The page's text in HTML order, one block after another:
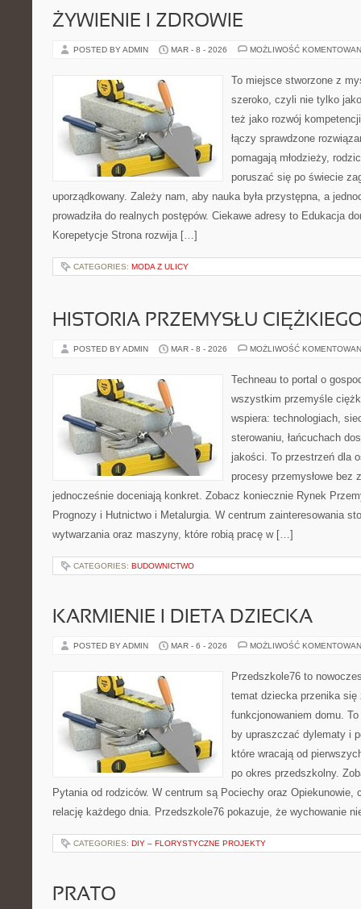
ŻYWIENIE I ZDROWIE
POSTED BY ADMIN MAR - 8 - 2026 MOŻLIWOŚĆ
To miejsce stworzone z
szeroko, czyli nie tylko
też jako rozwój
łączy sprawdzone
pomagają młodzieży,
poruszać się po świecie
uporządkowany. Zależy nam, aby nauka była przystępna, a
prowadziła do realnych postępów. Ciekawe adresy to Edukacja
Korepetycje Strona rozwija […]
CATEGORIES: MODA Z ULICY
HISTORIA PRZEMYSŁU
POSTED BY ADMIN MAR - 8 - 2026 MOŻLIWOŚĆ
Techneau to portal o
wszystkim przemyśle
wspiera: technologiach,
sterowaniu, łańcuchach
jakości. To przestrzeń dla
procesy przemysłowe bez
jednocześnie doceniają konkret. Zobacz koniecznie Rynek
Prognozy i Hutnictwo i Metalurgia. W centrum zainteresowania
wytwarzania oraz maszyny, które robią pracę w […]
CATEGORIES: BUDOWNICTWO
KARMIENIE I DIETA DZIECKA
POSTED BY ADMIN MAR - 6 - 2026 MOŻLIWOŚĆ
Przedszkole76 to
temat dziecka przenika
funkcjonowaniem domu.
by upraszczać dylematy i
które wracają od
po okres przedszkolny.
Pytania od rodziców. W centrum są Pociechy oraz Opiekunowie,
relację każdego dnia. Przedszkole76 pokazuje, że wychowanie
CATEGORIES: DIY – FLORYSTYCZNE PROJEKTY
PRATO